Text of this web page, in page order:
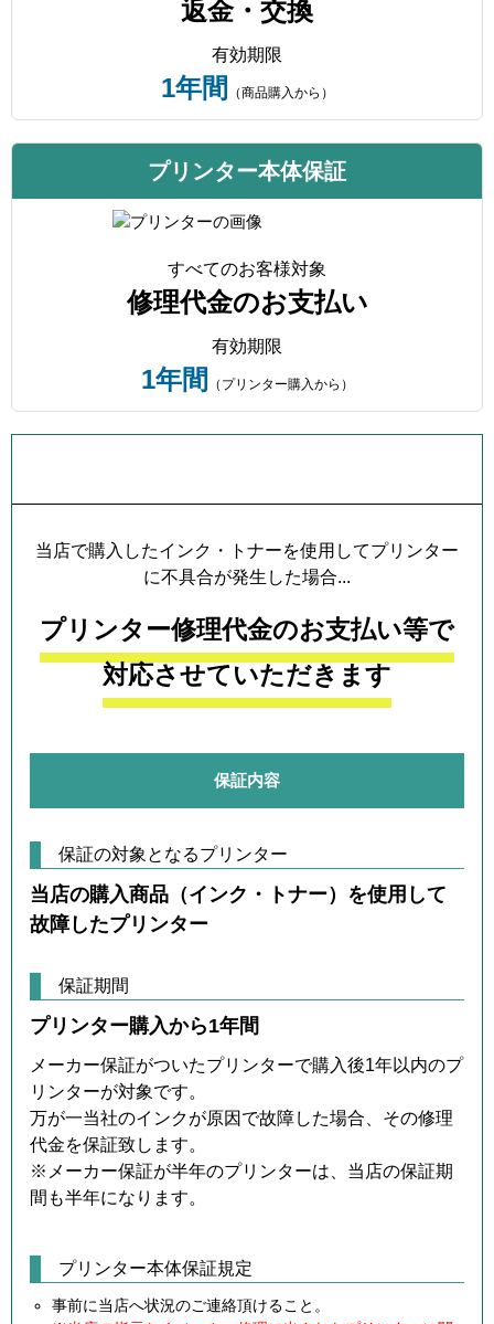
返金・交換
有効期限
1年間 （商品購入から）
プリンター本体保証
すべてのお客様対象
修理代金のお支払い
有効期限
1年間 （プリンター購入から）
当店で購入したインク・トナーを使用してプリンター
に不具合が発生した場合...
プリンター修理代金のお支払い等で
対応させていただきます
保証内容
保証の対象となるプリンター
当店の購入商品（インク・トナー）を使用して
故障したプリンター
保証期間
プリンター購入から1年間
メーカー保証がついたプリンターで購入後1年以内のプ
リンターが対象です。
万が一当社のインクが原因で故障した場合、その修理
代金を保証致します。
※メーカー保証が半年のプリンターは、当店の保証期
間も半年になります。
プリンター本体保証規定
事前に当店へ状況のご連絡頂けること。